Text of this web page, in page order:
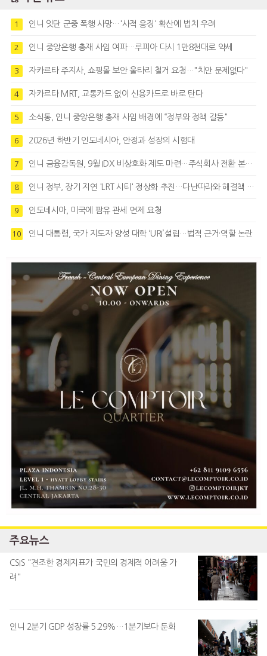
1 인니 잇단 군중 폭행 사망…'사적 응징' 확산에 법치 우려
2 인니 중앙은행 총재 사임 여파…루피아 다시 1만8천대로 약세
3 자카르타 주지사, 쇼핑몰 보안 울타리 철거 요청…"치안 문제없다"
4 자카르타 MRT, 교통카드 없이 신용카드로 바로 탄다
5 소식통, 인니 중앙은행 총재 사임 배경에 “정부와 정책 갈등"
6 2026년 하반기 인도네시아, 안정과 성장의 시험대
7 인니 금융감독원, 9월 IDX 비상호화 제도 마련…주식회사 전환 본격화
8 인니 정부, 장기 지연 'LRT 시티' 정상화 추진…다난따라와 해결책 모색
9 인도네시아, 미국에 팜유 관세 면제 요청
10 인니 대통령, 국가 지도자 양성 대학 ‘URI’설립…법적 근거·역할 논란
주요뉴스
CSIS "견조한 경제지표가 국민의 경제적 어려움 가
려"
인니 2분기 GDP 성장률 5.29%…1분기보다 둔화